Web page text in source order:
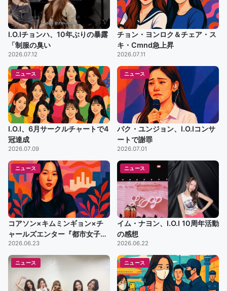
I.O.Iチョンハ、10年ぶりの暴露
「制服の臭い
2026.07.12
チョン・ヨンロク＆チェア・ス
キ・Cmnd急上昇
2026.07.11
ニュース
I.O.I、6月サークルチャートで4
冠達成
2026.07.09
ニュース
パク・ユンジョン、I.O.Iコンサ
ートで謝罪
2026.07.01
ニュース
コアソン×キムミンギョン×チ
ャールズエンター『都市女子避
難所』好評理由
2026.06.23
ニュース
イム・ナヨン、I.O.I 10周年活動
の感想
2026.06.22
ニュース ニュース